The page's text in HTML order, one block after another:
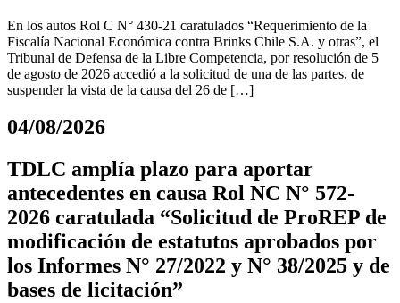
En los autos Rol C N° 430-21 caratulados “Requerimiento de la
Fiscalía Nacional Económica contra Brinks Chile S.A. y otras”, el
Tribunal de Defensa de la Libre Competencia, por resolución de 5
de agosto de 2026 accedió a la solicitud de una de las partes, de
suspender la vista de la causa del 26 de […]
04/08/2026
TDLC amplía plazo para aportar
antecedentes en causa Rol NC N° 572-
2026 caratulada “Solicitud de ProREP de
modificación de estatutos aprobados por
los Informes N° 27/2022 y N° 38/2025 y de
bases de licitación”